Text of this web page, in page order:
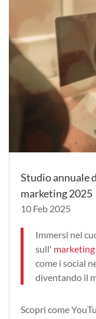
Studio annuale
marketing 2025
10 Feb 2025
Immersi nel
sull'
come i social
diventando il
Scopri come